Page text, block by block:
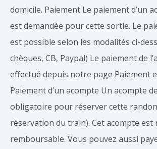
domicile. Paiement Le paiement d’un
est demandée pour cette sortie. Le
est possible selon les modalités ci-
chèques, CB, Paypal) Le paiement de
effectué depuis notre page Paiement
Paiement d’un acompte Un acompte
obligatoire pour réserver cette
réservation du train). Cet acompte est
remboursable. Vous pouvez aussi